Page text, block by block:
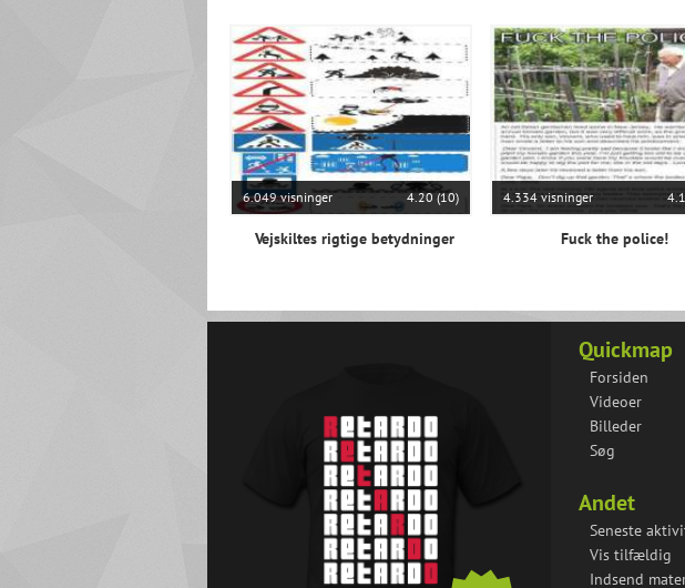
6.049 visninger 4.20 (10)
Vejskiltes rigtige betydninger
4.334 visninger
Fuck the police!
Quickmap
Forsiden
Videoer
Billeder
Søg
Andet
Seneste
Vis tilfældig
Indsend